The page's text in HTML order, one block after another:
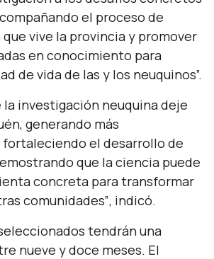
el proceso de
vive la provincia y promover
en conocimiento para
de vida de las y los neuquinos”.
la investigación neuquina deje
generando más
el desarrollo de
que la ciencia puede
concreta para transformar
comunidades”, indicó.
tendrán una
nueve y doce meses. El